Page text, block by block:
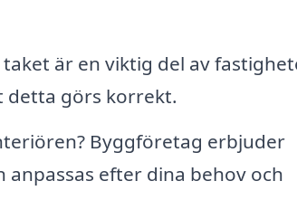
är en viktig del av
detta görs korrekt.
Byggföretag erbjuder
efter dina behov och